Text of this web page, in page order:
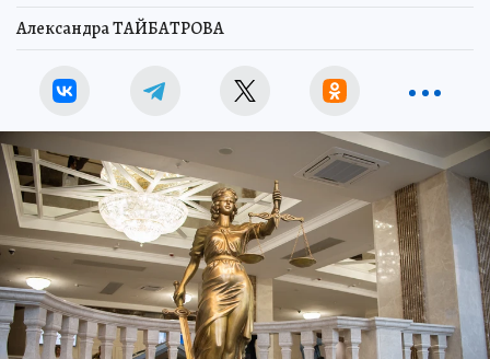
Александра ТАЙБАТРОВА